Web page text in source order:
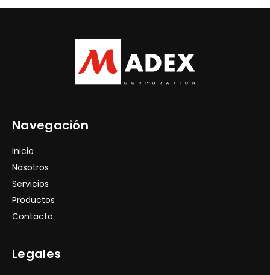
Navegación
Inicio
Nosotros
Servicios
Productos
Contacto
Legales